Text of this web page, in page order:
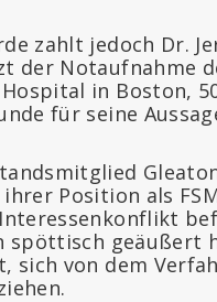
zahlt jedoch Dr.
der Notaufnahme
Hospital in Boston,
für seine
Position als
spöttisch geäußert
sich von dem